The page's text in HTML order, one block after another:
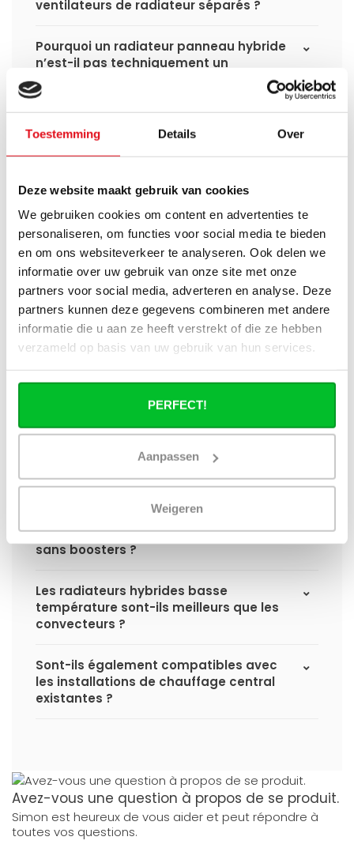
Toestemming Details Over
Deze website maakt gebruik van cookies
We gebruiken cookies om content en advertenties te
personaliseren, om functies voor social media te bieden
en om ons websiteverkeer te analyseren. Ook delen we
informatie over uw gebruik van onze site met onze
partners voor social media, adverteren en analyse. Deze
partners kunnen deze gegevens combineren met andere
informatie die u aan ze heeft verstrekt of die ze hebben
verzameld op basis van uw gebruik van hun services.
PERFECT!
Aanpassen
Weigeren
ventilateurs de radiateur séparés ?
Pourquoi un radiateur panneau hybride
n’est-il pas techniquement un
convecteur ?
fonctionne-t-il à basse température de
départ (35–45 °C) ?
Quel est l’effet du chauffage hybride sur
le confort et la sensation d’air ambiant ?
Quelle est la fonction du réservoir d’eau
dans les radiateurs panneaux hybrides
type 22 ?
Quelle est la différence entre un
radiateur basse température et un
Les radiateurs hybrides basse
pompes à chaleur ?
Les boosters thermiques consomment-
ils beaucoup d'électricité ?
Un radiateur hybride peut-il fonctionner
sans boosters ?
Les radiateurs hybrides basse
température sont-ils meilleurs que les
convecteurs ?
Sont-ils également compatibles avec
les installations de chauffage central
existantes ?
Avez-vous une question à propos de se produit.
Simon est heureux de vous aider et peut répondre à
toutes vos questions.